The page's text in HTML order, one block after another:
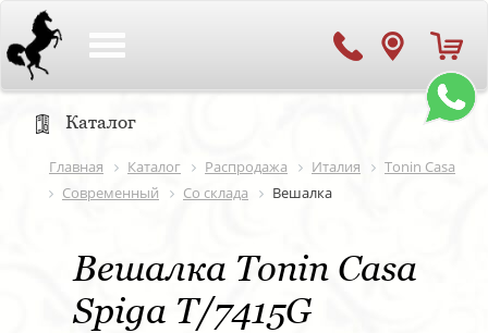
Каталог
Главная Каталог Распродажа Италия
Tonin Casa
Современный
Со склада Вешалка
Вешалка Tonin Casa
Spiga T/7415G